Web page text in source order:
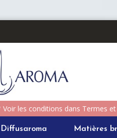
les conditions dans Termes
Diffusaroma Matières